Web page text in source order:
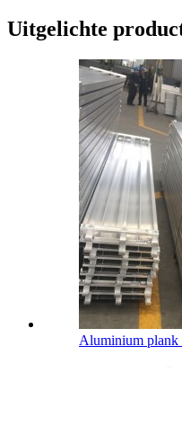
Uitgelichte
Aluminium plank